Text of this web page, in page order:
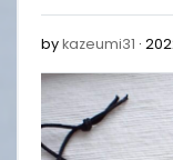
bykazeumi31